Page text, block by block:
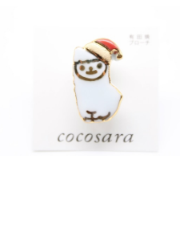
有田焼ブローチ クリスマスアルパカ
（ホワイト）
¥1,200
SOLD OUT